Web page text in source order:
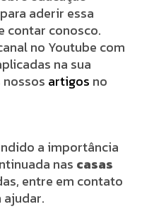
aderir essa
contar conosco.
no Youtube com
na sua
artigos no
a importância
nas casas
entre em contato